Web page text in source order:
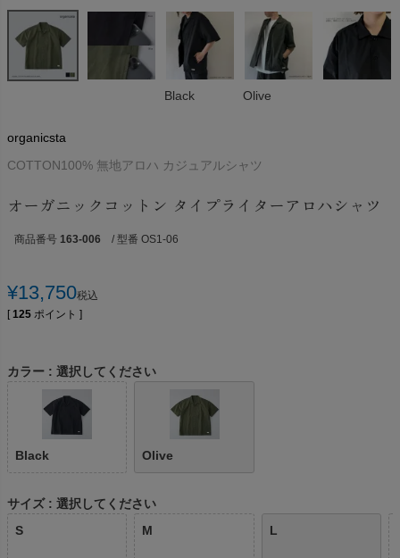
Black Olive
organicsta
COTTON100% 無地アロハ カジュアルシャツ
オーガニックコットン タイプライターアロハシャツ
商品番号 163-006 / 型番 OS1-06
¥13,750税込
[ 125 ポイント ]
カラー 選択してください
Black Olive
サイズ
選択してください
S
M L